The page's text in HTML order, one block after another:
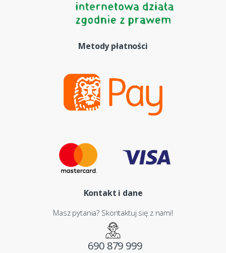
Metody płatności
Kontakt i dane
Masz pytania? Skontaktuj się z nami!
690 879 999